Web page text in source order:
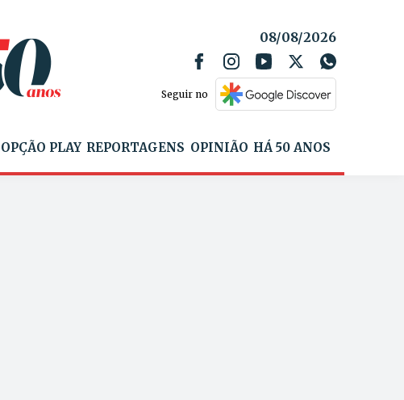
08/08/2026
Seguir no
OPÇÃO PLAY REPORTAGENS OPINIÃO HÁ 50 ANOS